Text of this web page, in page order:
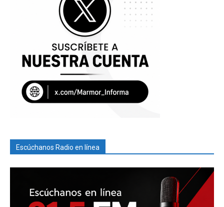
Escúchanos Radio en línea